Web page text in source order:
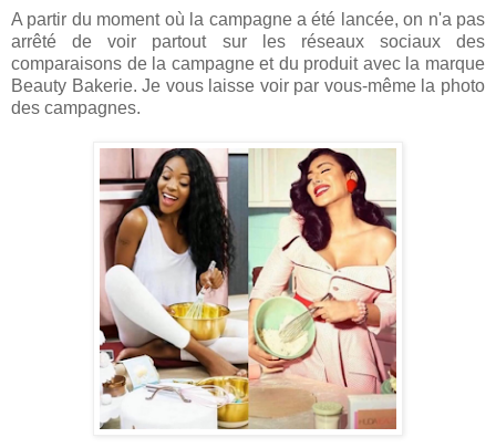
A partir du moment où la campagne a été lancée, on n'a pas
arrêté de voir partout sur les réseaux sociaux des
comparaisons de la campagne et du produit avec la marque
Beauty Bakerie. Je vous laisse voir par vous-même la photo
des campagnes.